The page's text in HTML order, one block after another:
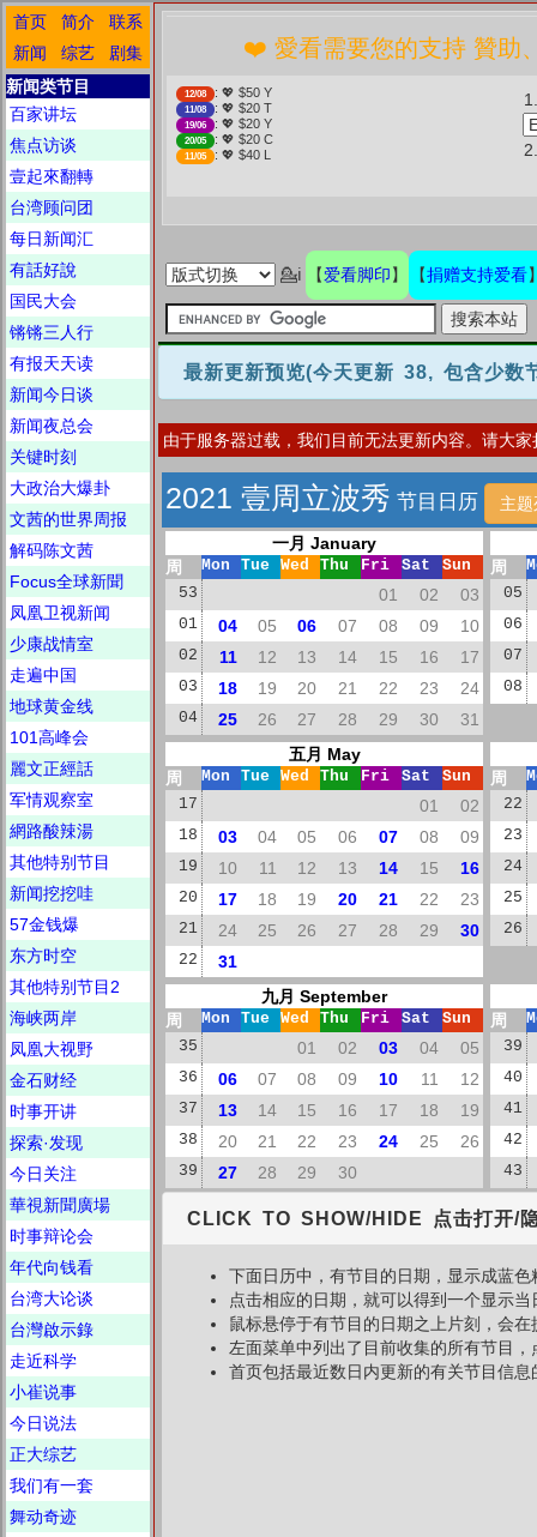
首页 简介
联系
新闻
综艺
剧集
新闻类节目
百家讲坛
焦点访谈
壹起來翻轉
台湾顾问团
每日新闻汇
有話好說
国民大会
锵锵三人行
有报天天读
新闻今日谈
新闻夜总会
关键时刻
大政治大爆卦
文茜的世界周报
解码陈文茜
Focus全球新聞
凤凰卫视新闻
少康战情室
走遍中国
地球黄金线
101高峰会
麗文正經話
军情观察室
網路酸辣湯
其他特别节目
新闻挖挖哇
57金钱爆
东方时空
其他特别节目2
海峡两岸
凤凰大视野
金石财经
时事开讲
探索·发现
今日关注
華視新聞廣場
时事辩论会
年代向钱看
台湾大论谈
台灣啟示錄
走近科学
小崔说事
今日说法
正大综艺
我们有一套
舞动奇迹
❤️ 愛看需要您的支持 贊助、捐贈愛看 分
12/08 : 💖 $50 Y
11/08 : 💖 $20 T
19/06 : 💖 $20 Y
20/05 : 💖 $20 C
11/05 : 💖 $40 L
💁ℹ 【爱看脚印】 【捐赠支持爱看
最新更新预览(今天更新 38, 包含少数
由于服务器过载，我们目前无法更新内容。请大
2021 壹周立波秀 节目日历 主
一月 January
周
Mon Tue Wed Thu Fri Sat
Sun
53
01 02 03
01 04 05 06 07 08 09 10
02 11 12 13 14 15 16 17
03 18 19 20 21 22 23 24
04 25 26 27 28 29 30 31
周
05
06
07
08
五月 May
周
Mon Tue Wed Thu Fri Sat
Sun
17
01 02
18 03 04 05 06 07 08 09
19 10 11 12 13 14 15 16
20 17 18 19 20 21 22 23
21 24 25 26 27 28 29 30
22 31
周
22
23
24
25
26
九月 September
周
Mon Tue Wed Thu Fri Sat
Sun
35
01 02 03 04 05
36 06 07 08 09 10 11 12
37 13 14 15 16 17 18 19
38 20 21 22 23 24 25 26
39 27 28 29 30
周
39
40
41
42
43
CLICK TO SHOW/HIDE 点击打开/
下面日历中，有节目的日期，显示成蓝
点击相应的日期，就可以得到一个显示
鼠标悬停于有节目的日期之上片刻，会
左面菜单中列出了目前收集的所有节目
首页包括最近数日内更新的有关节目信息